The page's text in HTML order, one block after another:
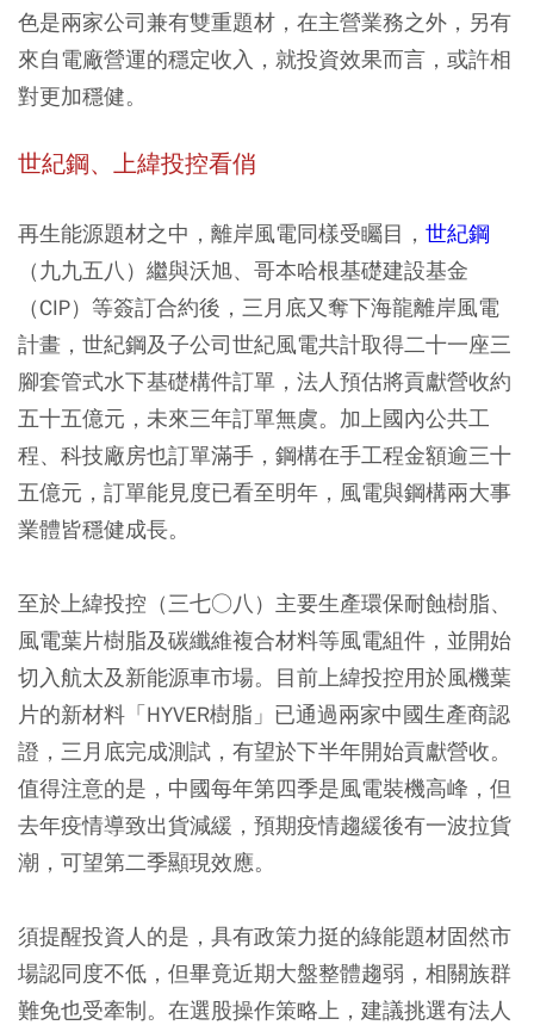
色是兩家公司兼有雙重題材，在主營業務之外，另有
來自電廠營運的穩定收入，就投資效果而言，或許相
對更加穩健。
世紀鋼、上緯投控看俏
再生能源題材之中，離岸風電同樣受矚目， 世紀鋼
（九九五八）繼與沃旭、哥本哈根基礎建設基金
（CIP）等簽訂合約後，三月底又奪下海龍離岸風電
計畫，世紀鋼及子公司世紀風電共計取得二十一座三
腳套管式水下基礎構件訂單，法人預估將貢獻營收約
五十五億元，未來三年訂單無虞。加上國內公共工
程、科技廠房也訂單滿手，鋼構在手工程金額逾三十
五億元，訂單能見度已看至明年，風電與鋼構兩大事
業體皆穩健成長。
至於上緯投控（三七○八）主要生產環保耐蝕樹脂、
風電葉片樹脂及碳纖維複合材料等風電組件，並開始
切入航太及新能源車市場。目前上緯投控用於風機葉
片的新材料「HYVER樹脂」已通過兩家中國生產商認
證，三月底完成測試，有望於下半年開始貢獻營收。
值得注意的是，中國每年第四季是風電裝機高峰，但
去年疫情導致出貨減緩，預期疫情趨緩後有一波拉貨
潮，可望第二季顯現效應。
須提醒投資人的是，具有政策力挺的綠能題材固然市
場認同度不低，但畢竟近期大盤整體趨弱，相關族群
難免也受牽制。在選股操作策略上，建議挑選有法人